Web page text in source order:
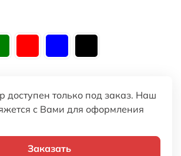
доступен только под заказ. Наш
с Вами для оформления
Заказать